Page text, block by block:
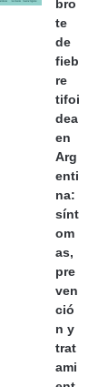
bro
te
de
fieb
re
tifoi
dea
en
Arg
enti
na:
sínt
om
as,
pre
ven
ció
n y
trat
ami